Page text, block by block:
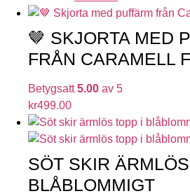
🤎 SKJORTA MED
FRÅN CARAMELL
Betygsatt5.00 av 5
kr499.00
SÖT SKIR
BLÅBLOMMIGT